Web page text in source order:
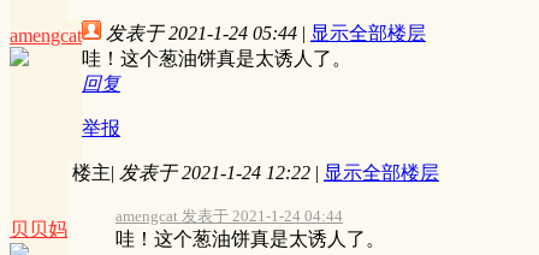
amengcat 发表于 2021-1-24 05:44 | 显示全部楼层
哇！这个葱油饼真是太诱人了。
回复
举报
贝贝妈
楼主| 发表于 2021-1-24 12:22 | 显示全部楼层
amengcat 发表于 2021-1-24 04:44
哇！这个葱油饼真是太诱人了。